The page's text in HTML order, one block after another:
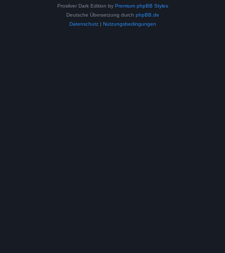
Prosilver Dark Edition by Premium phpBB Styles
Deutsche Übersetzung durch phpBB.de
Datenschutz| Nutzungsbedingungen